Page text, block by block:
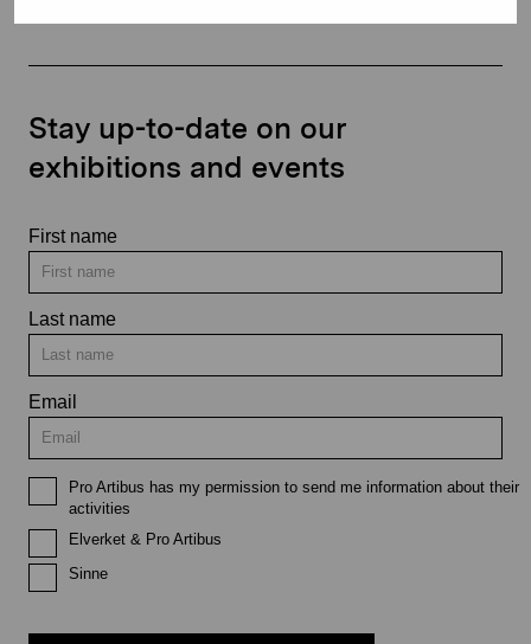
Stay up-to-date on our
exhibitions and events
First name
Last name
Email
Pro Artibus has my permission to send me information about their
activities
Elverket & Pro Artibus
Sinne